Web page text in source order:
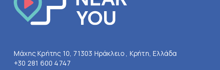
Μάχης Κρήτης 10, 71303 Ηράκλειο , Κρήτη, Ελλάδα
+30 281 600 4747